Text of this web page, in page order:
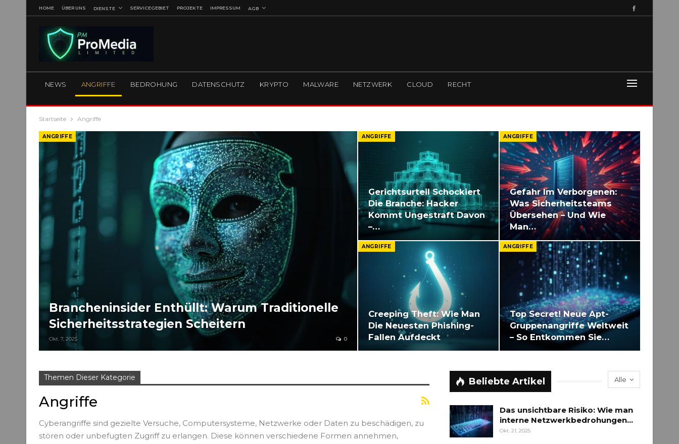
HOME ÜBER UNS DIENSTE SERVICEGEBIET PROJEKTE IMPRESSUM AGB
NEWS ANGRIFFE BEDROHUNG DATENSCHUTZ KRYPTO MALWARE NETZWERK CLOUD RECHT
Startseite Angriffe
ANGRIFFE
Brancheninsider Enthüllt: Warum Traditionelle
Sicherheitsstrategien Scheitern
Okt. 7, 2025 0
ANGRIFFE
Gerichtsurteil Schockiert
Die Branche: Hacker
Kommt Ungestraft Davon
–…
ANGRIFFE
Gefahr Im Verborgenen:
Was Sicherheitsteams
Übersehen – Und Wie
Man…
ANGRIFFE
Creeping Theft: Wie Man
Die Neuesten Phishing-
Fallen Aufdeckt
ANGRIFFE
Top Secret! Neue Apt-
Gruppenangriffe Weltweit
– So Entkommen Sie…
Themen Dieser Kategorie
Angriffe
Cyberangriffe sind gezielte Versuche, Computersysteme, Netzwerke oder Daten zu beschädigen, zu
stören oder unbefugten Zugriff zu erlangen. Diese können verschiedene Formen annehmen,
Alle
Beliebte Artikel
Das unsichtbare Risiko: Wie man
interne Netzwerkbedrohungen…
Okt. 21, 2025